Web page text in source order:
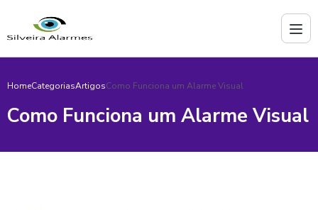
HomeCategoriasArtigosComo Funciona um Alarme Visual
Como Funciona um Alarme Visual